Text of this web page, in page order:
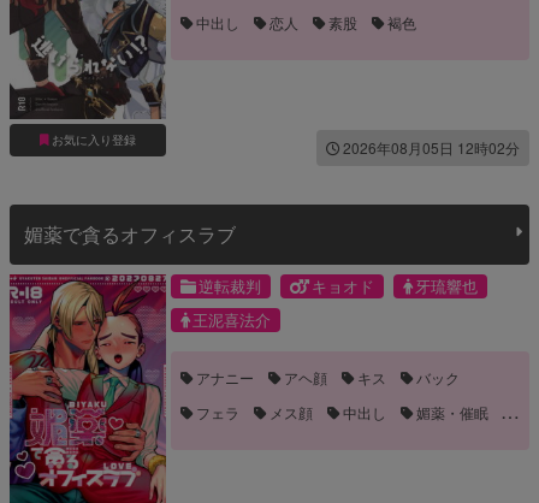
お気に入り登録
中出し
恋人 素股 褐色
2026年08月05日 12時02分
媚薬で貪るオフィスラブ
逆転裁判 キョオド
牙琉響也
王泥喜法介
アナニー アヘ顔 キス
バック
フェラ
メス顔 中出し
媚薬・催眠